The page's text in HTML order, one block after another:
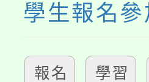
學生報名參
報名 學習